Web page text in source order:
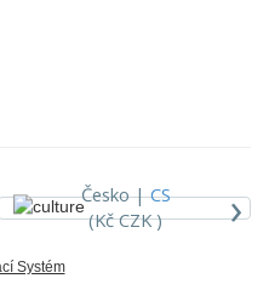
Česko |CS
(Kč CZK )
›
Systém